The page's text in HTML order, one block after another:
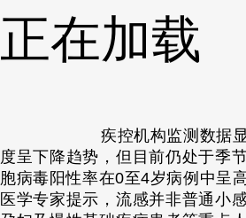
正在加载
疾控机构监测数据
度呈下降趋势，但目前仍处于季
胞病毒阳性率在0至4岁病例中呈
医学专家提示，流感并非普通小